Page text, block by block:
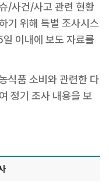
/사건/사고 관련 현황
기 위해 특별 조사시스
이내에 보도 자료를
식품 소비와 관련한 다
정기 조사 내용을 보